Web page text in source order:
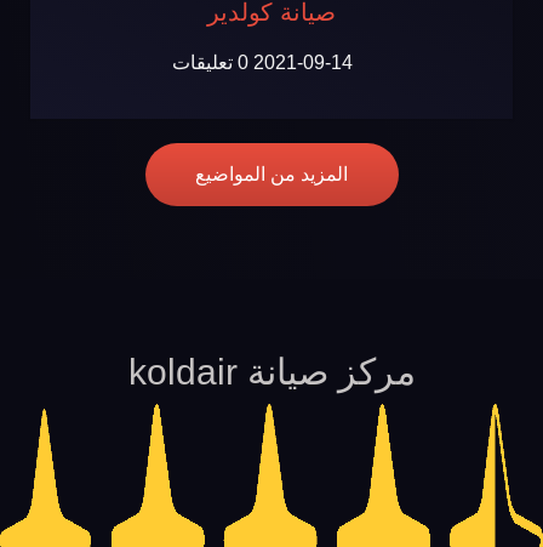
صيانة كولدير
2021-09-14 0 تعليقات
المزيد من المواضيع
مركز صيانة koldair